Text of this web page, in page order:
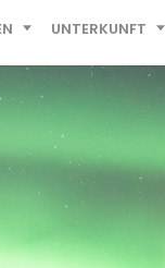
UNTERKUNFT